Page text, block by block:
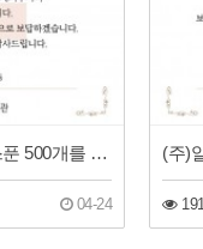
(주)한국에이치엘에서 티스푼 500개를 후원해 주셨습니다!
04-24